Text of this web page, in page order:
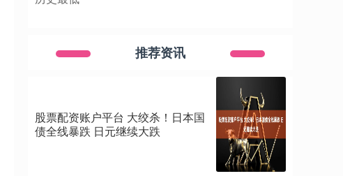
推荐资讯
股票配资账户平台 大绞杀！日本国
债全线暴跌 日元继续大跌